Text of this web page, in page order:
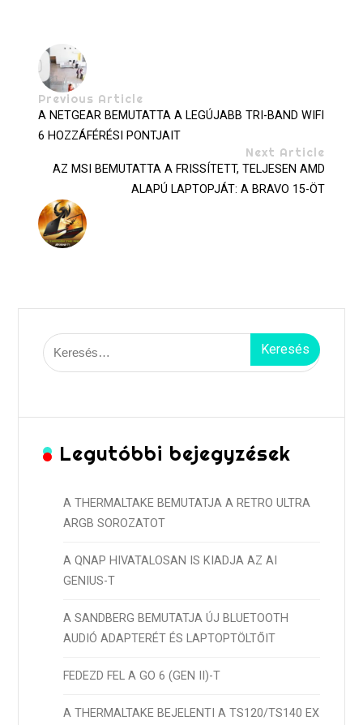
Previous Article
A NETGEAR BEMUTATTA A LEGÚJABB TRI-BAND WIFI
6 HOZZÁFÉRÉSI PONTJAIT
Next Article
AZ MSI BEMUTATTA A FRISSÍTETT, TELJESEN AMD
ALAPÚ LAPTOPJÁT: A BRAVO 15-ÖT
Keresés:
Legutóbbi bejegyzések
A THERMALTAKE BEMUTATJA A RETRO ULTRA
ARGB SOROZATOT
A QNAP HIVATALOSAN IS KIADJA AZ AI
GENIUS-T
A SANDBERG BEMUTATJA ÚJ BLUETOOTH
AUDIÓ ADAPTERÉT ÉS LAPTOPTÖLTŐIT
FEDEZD FEL A GO 6 (GEN II)-T
A THERMALTAKE BEJELENTI A TS120/TS140 EX